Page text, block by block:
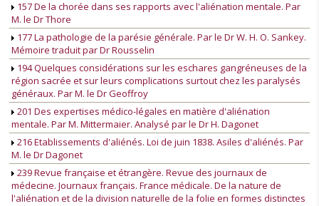
157 De la chorée dans ses rapports avec l'aliénation mentale. Par
M. le Dr Thore
177 La pathologie de la parésie générale. Par le Dr W. H. O. Sankey.
Mémoire traduit par Dr Rousselin
194 Quelques considérations sur les eschares gangréneuses de la
région sacrée et sur leurs complications surtout chez les paralysés
généraux. Par M. le Dr Geoffroy
201 Des expertises médico-légales en matière d'aliénation
mentale. Par M. Mittermaier. Analysé par le Dr H. Dagonet
216 Etablissements d'aliénés. Loi de juin 1838. Asiles d'aliénés. Par
M. le Dr Dagonet
239 Revue française et étrangère. Revue des journaux de
médecine. Journaux français. France médicale. De la nature de
l'aliénation et de la division naturelle de la folie en formes distinctes